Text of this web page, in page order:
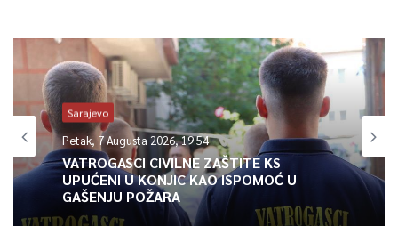
Sarajevo
Petak, 7 Augusta 2026, 19:54
VATROGASCI CIVILNE ZAŠTITE KS
UPUĆENI U KONJIC KAO ISPOMOĆ U
GAŠENJU POŽARA